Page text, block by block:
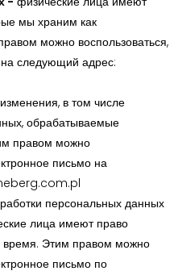
мы храним как
можно воспользоваться,
следующий адрес:
изменения, в том числе
обрабатываемые
правом можно
письмо на
персональных данных
лица имеют право
время. Этим правом можно
письмо по